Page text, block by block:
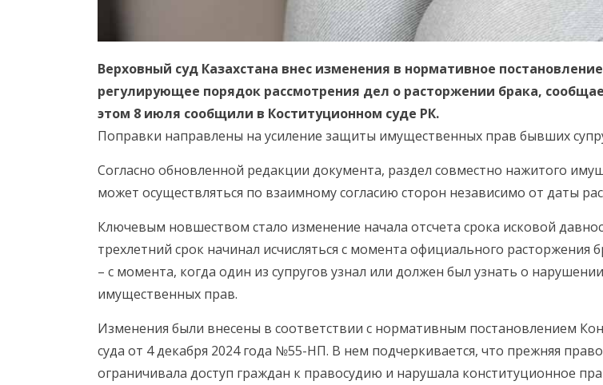
Верховный суд Казахстана внес изменения в нормативное
регулирующее порядок рассмотрения дел о расторжении брака,
этом 8 июля сообщили в Коституционном суде РК.
Поправки направлены на усиление защиты имущественных прав бывших
Согласно обновленной редакции документа, раздел совместно нажитого
может осуществляться по взаимному согласию сторон независимо от даты
Ключевым новшеством стало изменение начала отсчета срока исковой
трехлетний срок начинал исчисляться с момента официального расторжения
– с момента, когда один из супругов узнал или должен был узнать о
имущественных прав.
Изменения были внесены в соответствии с нормативным постановлением
суда от 4 декабря 2024 года №55-НП. В нем подчеркивается, что прежняя
ограничивала доступ граждан к правосудию и нарушала конституционное